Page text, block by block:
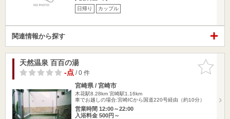
日帰り カップル
関連情報から探す
お気に入
りに追加
天然温泉 百百の湯
-点/ 0 件
宮崎県 / 宮崎市
木花駅8.28km 宮崎駅1.16km
車でお越しの場合:宮崎ICから国道220号経由（約10分）
営業時間 12:00～22:00
入浴料金 500円～